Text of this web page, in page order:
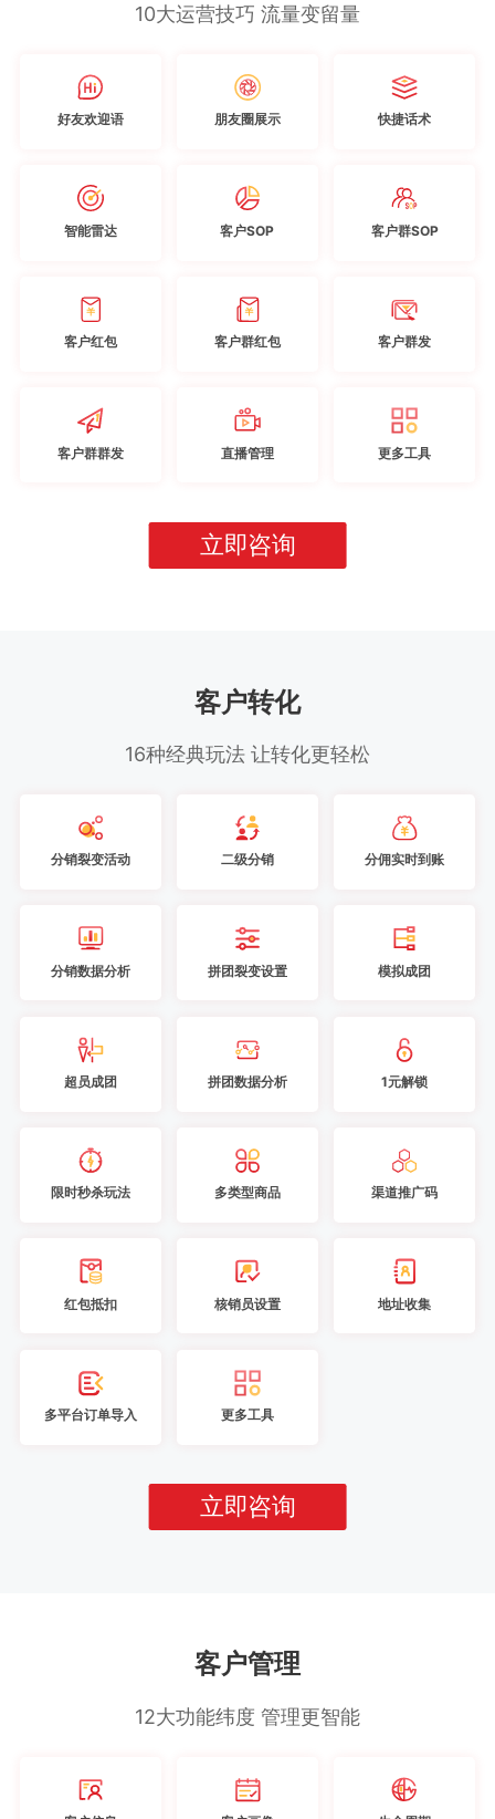
10大运营技巧 流量变留量
好友欢迎语 朋友圈展示 快捷话术
智能雷达 客户SOP 客户群SOP
客户红包 客户群红包 客户群发
客户群群发 直播管理 更多工具
立即咨询
客户转化
16种经典玩法 让转化更轻松
分销裂变活动 二级分销 分佣实时到账
分销数据分析 拼团裂变设置 模拟成团
超员成团 拼团数据分析 1元解锁
限时秒杀玩法 多类型商品 渠道推广码
红包抵扣 核销员设置 地址收集
多平台订单导入 更多工具
立即咨询
客户管理
12大功能纬度 管理更智能